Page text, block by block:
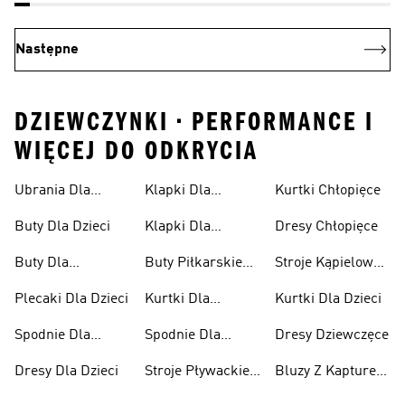
Następne
DZIEWCZYNKI • PERFORMANCE I
WIĘCEJ DO ODKRYCIA
Ubrania Dla
Buty Dla Dzieci
Buty Dla
Plecaki Dla Dzieci
Spodnie Dla
Dresy Dla Dzieci
Klapki Dla
Klapki Dla
Buty Piłkarskie
Kurtki Dla
Spodnie Dla
Stroje Pływackie
Kurtki Chłopięce
Dresy Chłopięce
Stroje Kąpielowe
Kurtki Dla Dzieci
Dresy Dziewczęce
Bluzy Z Kapturem